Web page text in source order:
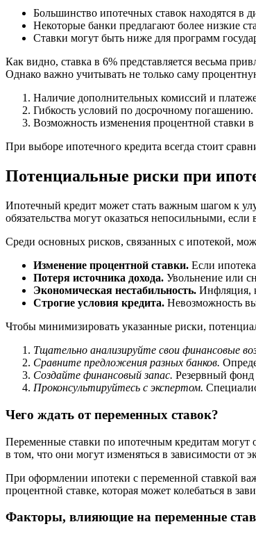
Большинство ипотечных ставок находятся в
Некоторые банки предлагают более низкие
Ставки могут быть ниже для программ
Как видно, ставка в 6% представляется весьма
Однако важно учитывать не только саму
Наличие дополнительных комиссий и
Гибкость условий по досрочному погашению.
Возможность изменения процентной ставки
При выборе ипотечного кредита всегда стоит
Потенциальные риски при
Ипотечный кредит может стать важным шагом к
обязательства могут оказаться непосильными,
Среди основных рисков, связанных с ипотекой,
Изменение процентной ставки. Если
Потеря источника дохода. Увольнение или
Экономическая нестабильность. Инфляция,
Строгие условия кредита. Невозможность
Чтобы минимизировать указанные риски,
Тщательно анализируйте свои финансовые
Сравните предложения разных банков.
Создайте финансовый запас. Резервный фонд
Проконсультируйтесь с экспертом.
Чего ждать от переменных ставок?
Переменные ставки по ипотечным кредитам могут
в том, что они могут изменяться в зависимости от
При оформлении ипотеки с переменной ставкой
процентной ставке, которая может колебаться в
Факторы, влияющие на переменные